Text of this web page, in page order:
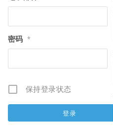
密码 *
保持登录状态